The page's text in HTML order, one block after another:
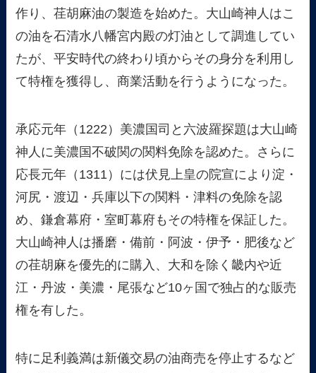
作り、荏胡麻油の製造を始めた。大山崎神人はこ
の油を石清水八幡宮内殿の灯油として調進してい
たが、平安時代の終わり頃からその身分を利用し
て特権を獲得し、商業活動を行うようになった。
承応元年（1222）美濃国司と六波羅探題は大山崎
神人に美濃国不破関の関料免除を認めた。さらに
応長元年（1311）には伏見上皇の院宣により淀・
河尻・渡辺・兵庫以下の関料・津料の免除を認
め、鎌倉幕府・室町幕府もその特権を保証した。
大山崎神人は播磨・備前・阿波・伊予・肥後など
の荏胡麻を優先的に購入、大和を除く畿内や近
江・丹波・美濃・尾張など10ヶ国で独占的な販売
権を有した。
特に足利義満は新儀交易の油商売を停止するなど